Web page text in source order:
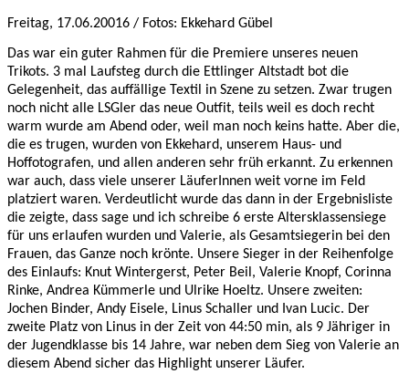
Freitag, 17.06.20016 / Fotos: Ekkehard Gübel
Das war ein guter Rahmen für die Premiere unseres neuen
Trikots. 3 mal Laufsteg durch die Ettlinger Altstadt bot die
Gelegenheit, das auffällige Textil in Szene zu setzen. Zwar trugen
noch nicht alle LSGler das neue Outfit, teils weil es doch recht
warm wurde am Abend oder, weil man noch keins hatte. Aber die,
die es trugen, wurden von Ekkehard, unserem Haus- und
Hoffotografen, und allen anderen sehr früh erkannt. Zu erkennen
war auch, dass viele unserer LäuferInnen weit vorne im Feld
platziert waren. Verdeutlicht wurde das dann in der Ergebnisliste
die zeigte, dass sage und ich schreibe 6 erste Altersklassensiege
für uns erlaufen wurden und Valerie, als Gesamtsiegerin bei den
Frauen, das Ganze noch krönte. Unsere Sieger in der Reihenfolge
des Einlaufs: Knut Wintergerst, Peter Beil, Valerie Knopf, Corinna
Rinke, Andrea Kümmerle und Ulrike Hoeltz. Unsere zweiten:
Jochen Binder, Andy Eisele, Linus Schaller und Ivan Lucic. Der
zweite Platz von Linus in der Zeit von 44:50 min, als 9 Jähriger in
der Jugendklasse bis 14 Jahre, war neben dem Sieg von Valerie an
diesem Abend sicher das Highlight unserer Läufer.